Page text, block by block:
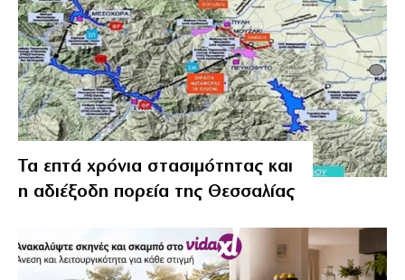
Τα επτά χρόνια στασιμότητας και
η αδιέξοδη πορεία της Θεσσαλίας